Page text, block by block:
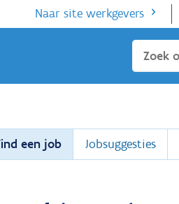
Naar site werkgevers
Sluiten
een job Jobsuggesties